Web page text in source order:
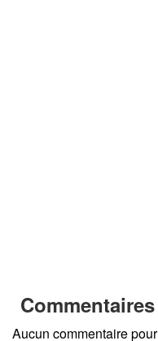
Aucun commentaire